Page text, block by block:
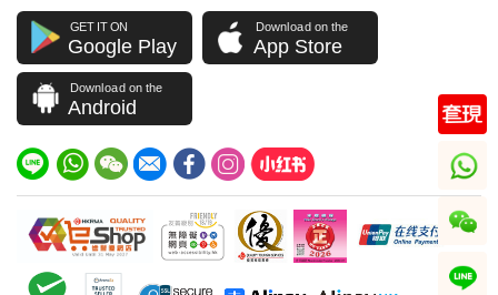
GET IT ON
Google Play
Download on the
App Store
Download on the
Android
whatsapp